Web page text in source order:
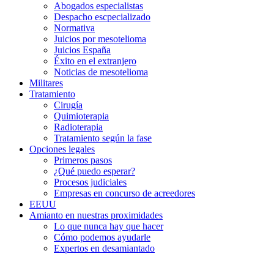
Abogados especialistas
Despacho escpecializado
Normativa
Juicios por mesotelioma
Juicios España
Éxito en el extranjero
Noticias de mesotelioma
Militares
Tratamiento
Cirugía
Quimioterapia
Radioterapia
Tratamiento según la fase
Opciones legales
Primeros pasos
¿Qué puedo esperar?
Procesos judiciales
Empresas en concurso de acreedores
EEUU
Amianto en nuestras proximidades
Lo que nunca hay que hacer
Cómo podemos ayudarle
Expertos en desamiantado